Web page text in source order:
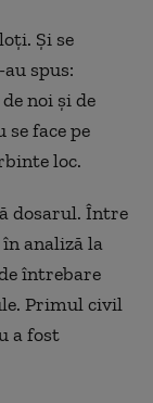
Și se
spus:
noi și de
face pe
loc.
dosarul. Între
analiză la
întrebare
Primul civil
a fost